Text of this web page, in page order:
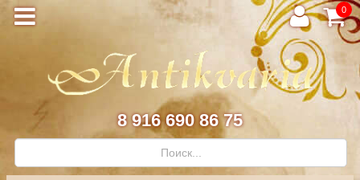
0
8 916 690 86 75